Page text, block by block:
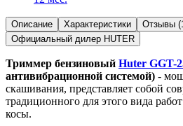
Описание Характеристики Отзывы
Официальный дилер HUTER
Триммер бензиновый Huter GGT-
антивибрационной системой) -
скашивания, представляет собой
традиционного для этого вида
косы.